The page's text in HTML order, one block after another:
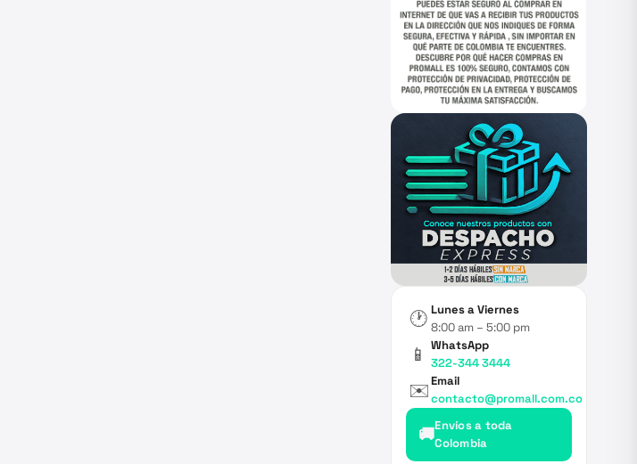
🕐 Lunes a Viernes
8:00 am – 5:00 pm
📱
WhatsApp
322-344 3444
✉️Email
contacto@promall.com.co
🚚Envíos a toda
Colombia